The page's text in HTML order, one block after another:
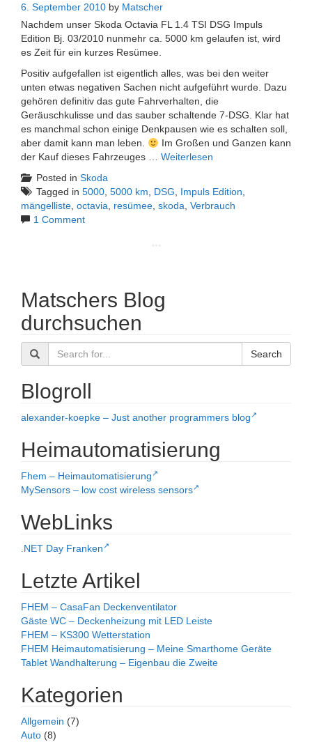
6. September 2010 by Matscher
Nachdem unser Skoda Octavia FL 1.4 TSI DSG Impuls
Edition Bj. 03/2010 nunmehr ca. 5000 km gelaufen ist, wird
es Zeit für ein kurzes Resümee.
Positiv aufgefallen ist eigentlich alles, was bei den weiter
unten etwas negativen Sachen nicht aufgeführt wurde. Dazu
gehören definitiv das gute Fahrverhalten, die
Geräuschkulisse und das sauber schaltende 7-DSG. Klar hat
es manchmal schon einige Denkpausen wie es schalten soll,
aber damit kann man leben.
Im Großen und Ganzen kann
der Kauf dieses Fahrzeuges … Weiterlesen
Posted in Skoda
Tagged in 5000, 5000 km, DSG, Impuls Edition,
mängelliste, octavia, resümee, skoda, Verbrauch
1 Comment
Matschers Blog
durchsuchen
Search
Blogroll
alexander-koepke – Just another programmers blog
Heimautomatisierung
Fhem – Heimautomatisierung
MySensors – low cost wireless sensors
WebLinks
.NET Day Franken
Letzte Artikel
FHEM – CasaFan Deckenventilator
Gäste WC – Deckenheizung mit LED Leiste
FHEM – KS300 Wetterstation
FHEM Heimautomatisierung – Meine Smarthome Geräte
Tablet Wandhalterung – Eigenbau die Zweite
Kategorien
Allgemein (7)
Auto (8)